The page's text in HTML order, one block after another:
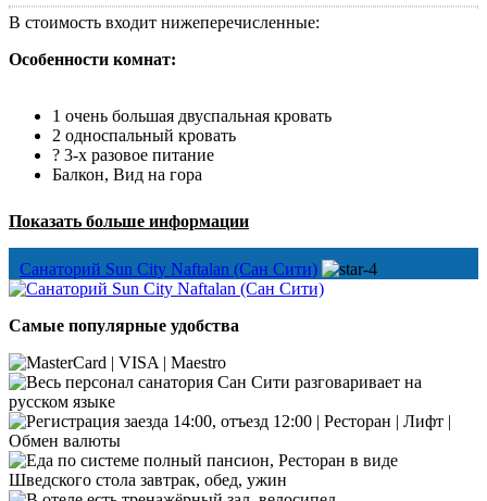
В стоимость входит нижеперечисленные:
Особенности комнат:
1 очень большая двуспальная кровать
2 односпальный кровать
? 3-х разовое питание
Балкон, Вид на гора
Показать больше информации
Санаторий Sun City Naftalan (Сан Сити)
Самые популярные удобства